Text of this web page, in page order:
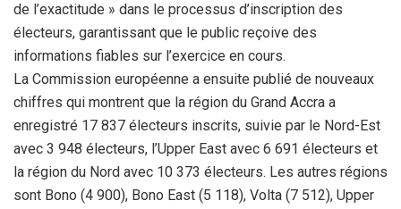
de l’exactitude » dans le processus d’inscription des
électeurs, garantissant que le public reçoive des
informations fiables sur l’exercice en cours.
La Commission européenne a ensuite publié de nouveaux
chiffres qui montrent que la région du Grand Accra a
enregistré 17 837 électeurs inscrits, suivie par le Nord-Est
avec 3 948 électeurs, l’Upper East avec 6 691 électeurs et
la région du Nord avec 10 373 électeurs. Les autres régions
sont Bono (4 900), Bono East (5 118), Volta (7 512), Upper